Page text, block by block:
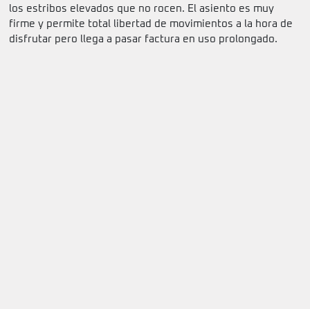
los estribos elevados que no rocen. El asiento es muy
firme y permite total libertad de movimientos a la hora de
disfrutar pero llega a pasar factura en uso prolongado.